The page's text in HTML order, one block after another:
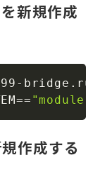
新規作成
== "module"
Copy
作成する